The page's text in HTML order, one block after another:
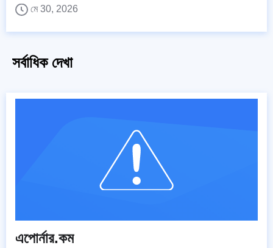
মে 30, 2026
সর্বাধিক দেখা
এপোর্নার.কম